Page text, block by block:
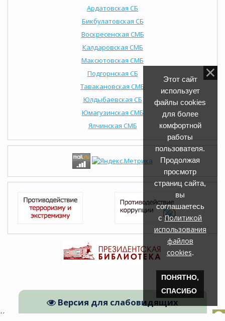
Версия для слабовидящих
Ардатовская СБ
Бикбулатовская СБ
Воскресенская СМБ
Калдаровская СМБ
Максютовская СМБ
Подгорнская СБ
Тавакановская СМБ
Юлдыбаевская СБ
Юмагузинская СМБ
Ялчинская СМБ
Кугарчинская ЦРБ © 2026
Этот сайт
использует
файлы cookies
для более
комфортной
работы
пользователя.
Продолжая
просмотр
страниц сайта,
вы
соглашаетесь
сПолитикой
использования
файлов
cookies.
ПОНЯТНО,
СПАСИБО